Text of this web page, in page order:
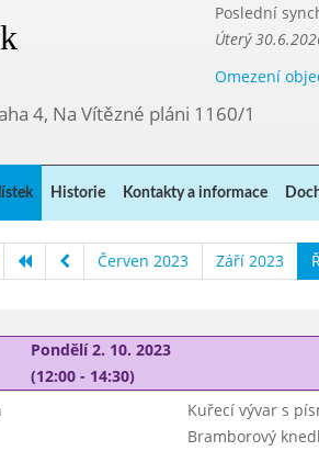
Poslední
Úterý
Omezení
4, Na Vítězné pláni 1160/1
Historie Kontakty a informace
Červen 2023 Září 2023
Pondělí 2. 10. 2023
(12:00 - 14:30)
Kuřecí vývar s
Bramborový